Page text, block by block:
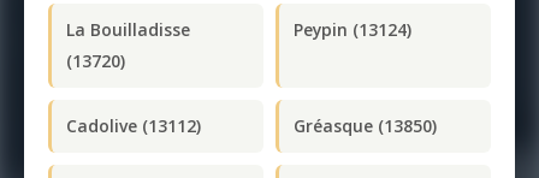
La Bouilladisse
(13720)
Peypin (13124)
Cadolive (13112) Gréasque (13850)